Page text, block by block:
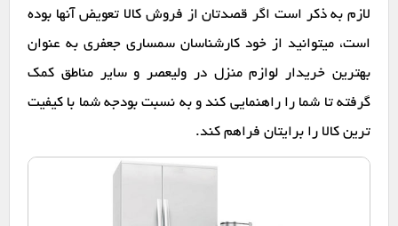
لازم به ذکر است اگر قصدتان از فروش کالا تعویض آنها بوده
است، میتوانید از خود کارشناسان سمساری جعفری به عنوان
بهترین خریدار لوازم منزل در ولیعصر و سایر مناطق کمک
گرفته تا شما را راهنمایی کند و به نسبت بودجه شما با کیفیت
ترین کالا را برایتان فراهم کند.